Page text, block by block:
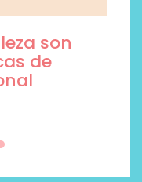
son
de